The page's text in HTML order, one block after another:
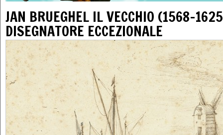
JAN BRUEGHEL IL VECCHIO (1568-
DISEGNATORE ECCEZIONALE